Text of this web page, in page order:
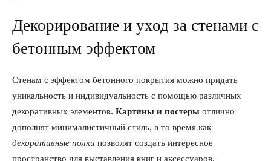
Декорирование и уход за стенами с
бетонным эффектом
Стенам с эффектом бетонного покрытия можно придать
уникальность и индивидуальность с помощью различных
декоративных элементов. Картины и постеры отлично
дополнят минималистичный стиль, в то время как
декоративные полки позволят создать интересное
пространство для выставления книг и аксессуаров.